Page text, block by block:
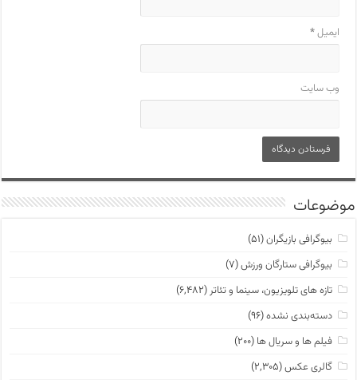
ایمیل*
وب‌ سایت
موضوعات
بیوگرافی بازیگران(۵۱)
بیوگرافی ستارگان ورزش(۷)
تازه های تلویزیون، سینما و تئاتر (۶,۴۸۲)
دسته‌بندی نشده(۹۶)
فیلم ها و سریال ها (۲۰۰)
گالری عکس(۲,۳۰۵)